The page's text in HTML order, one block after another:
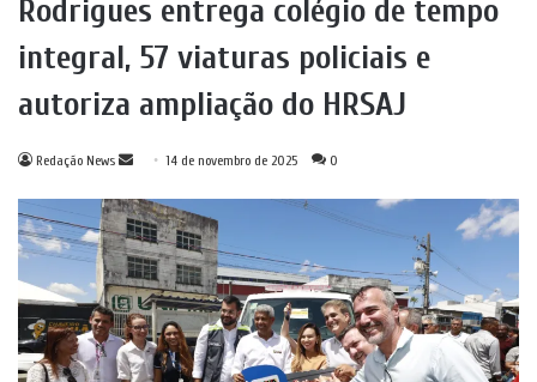
Rodrigues entrega colégio de tempo
integral, 57 viaturas policiais e
autoriza ampliação do HRSAJ
Redação News
Mande
e-
mail
14 de novembro de 2025 0